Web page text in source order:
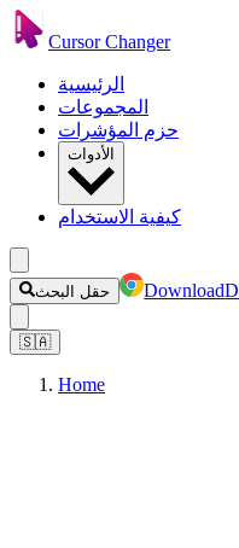
Cursor Changer
الرئيسية
المجموعات
حزم المؤشرات
الأدوات
كيفية الاستخدام
حقل البحث Download
🇸🇦
Home